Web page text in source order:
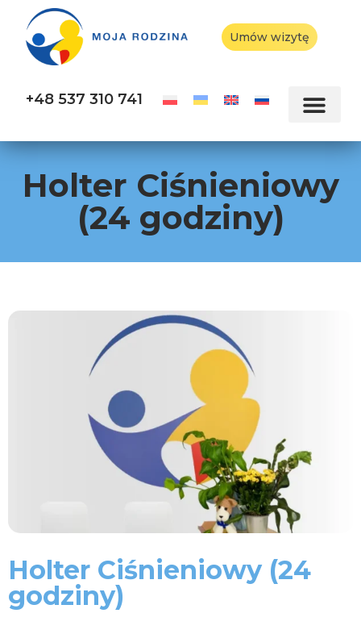
+48 537 310 741
Umów wizytę
Holter Ciśnieniowy
(24 godziny)
Holter Ciśnieniowy (24
godziny)